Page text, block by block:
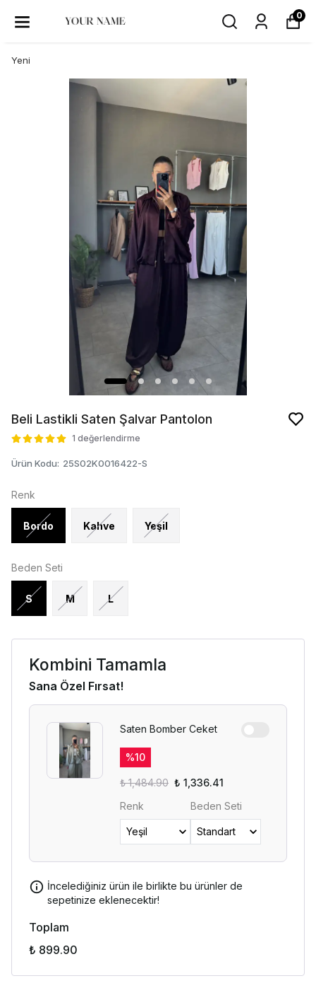
0
Yeni
Beli Lastikli Saten Şalvar Pantolon
1 değerlendirme
Ürün Kodu: 25S02K0016422-S
Renk
Bordo Kahve Yeşil
Beden Seti
S M L
Kombini Tamamla
Sana Özel Fırsat!
Saten Bomber Ceket
%10
₺ 1,484.90 ₺ 1,336.41
Renk
Beden Seti
İncelediğiniz ürün ile birlikte bu ürünler de
sepetinize eklenecektir!
Toplam
₺ 899.90